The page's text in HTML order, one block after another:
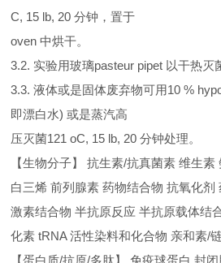
C, 15 lb, 20 分钟，置于
oven 中烘干。
3.2. 实验用玻璃pasteur pipet 以干热灭
3.3. 液体或是固体废弃物可用10 %
即漂白水) 或是蒸汽高
压灭菌121 oC, 15 lb, 20 分钟处理。
【生物分子】 抗生素/抗真菌素 维生
白三烯 前列腺素 药物结合物 抗氧化剂
激素结合物 半抗原反应 半抗原载体结
化素 tRNA 活性染料和化合物 亲和素/
【蛋白质/抗原/多肽】 免疫球蛋白 封